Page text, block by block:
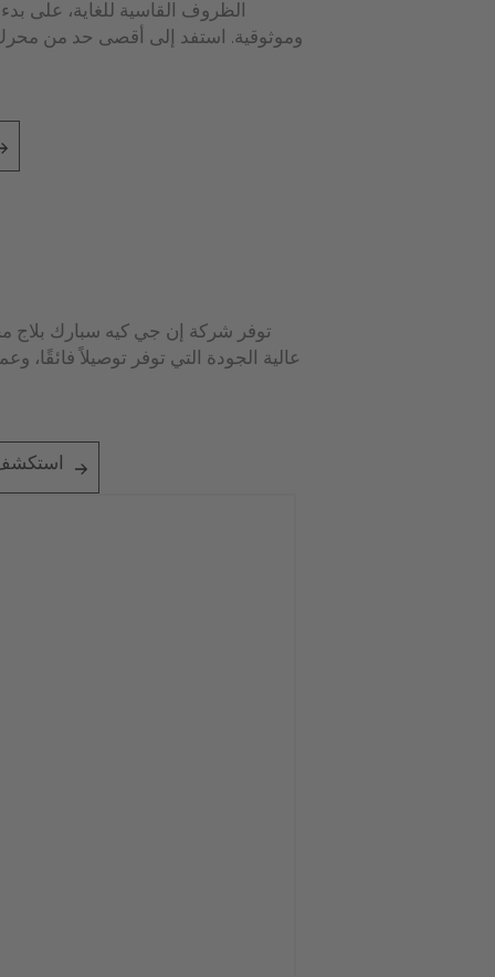
الظروف القاسية للغاية، على
وموثوقية. استفد إلى أقصى حد من
توفر شركة إن جي كيه سبارك بلاج
عالية الجودة التي توفر توصيلاً فائقًا،
استكشف